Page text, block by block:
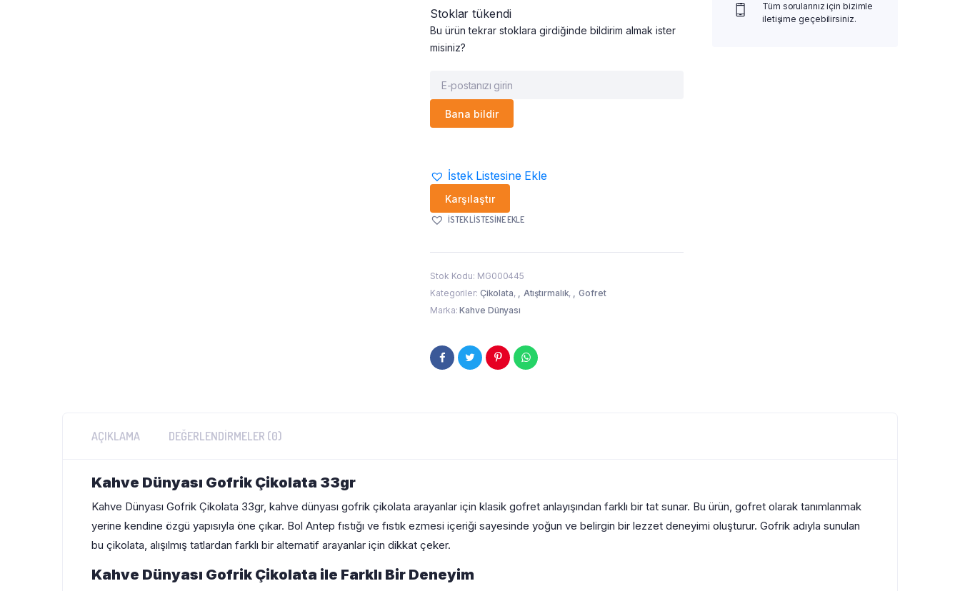
Stoklar tükendi
Bu ürün tekrar stoklara girdiğinde bildirim almak ister
misiniz?
Bana bildir
İstek Listesine Ekle
Karşılaştır
İSTEK LISTESINE EKLE
Stok Kodu: MG000445
Kategoriler: Çikolata, Atıştırmalık,
Gofret
Marka:Kahve Dünyası
Tüm sorularınız için bizimle
iletişime geçebilirsiniz.
AÇIKLAMA DEĞERLENDIRMELER (0)
Kahve Dünyası Gofrik Çikolata 33gr
Kahve Dünyası Gofrik Çikolata 33gr, kahve dünyası gofrik çikolata arayanlar için klasik gofret anlayışından farklı bir tat sunar. Bu ürün, gofret olarak tanımlanmak
yerine kendine özgü yapısıyla öne çıkar. Bol Antep fıstığı ve fıstık ezmesi içeriği sayesinde yoğun ve belirgin bir lezzet deneyimi oluşturur. Gofrik adıyla sunulan
bu çikolata, alışılmış tatlardan farklı bir alternatif arayanlar için dikkat çeker.
Kahve Dünyası Gofrik Çikolata ile Farklı Bir Deneyim